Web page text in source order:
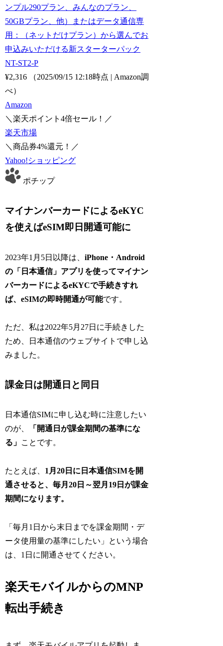
ンプル290プラン、みんなのプラン、
50GBプラン、他）またはデータ通信専
用：（ネットだけプラン）から選んでお
申込みいただける新スターターパック
NT-ST2-P
¥2,316
（2025/09/15 12:18時点 | Amazon調
べ）
Amazon
＼楽天ポイント4倍セール！／
楽天市場
＼商品券4%還元！／
Yahoo!ショッピング
ポチップ
マイナンバーカードによるeKYC
を使えばeSIM即日開通可能に
2023年1月5日以降は、iPhone・Android
の「日本通信」アプリを使ってマイナン
バーカードによるeKYCで手続きすれ
ば、eSIMの即時開通が可能です。
ただ、私は2022年5月27日に手続きした
ため、日本通信のウェブサイトで申し込
みました。
課金日は開通日と同日
日本通信SIMに申し込む時に注意したい
のが、
「開通日が課金期間の基準にな
る」 ことです。
たとえば、 1月20日に日本通信SIMを開
通させると、毎月20日～翌月19日が課金
期間になります。
「毎月1日から末日までを課金期間・デ
ータ使用量の基準にしたい」という場合
は、1日に開通させてください。
楽天モバイルからのMNP
転出手続き